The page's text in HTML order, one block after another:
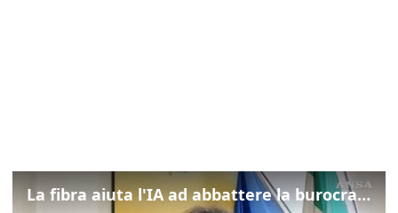
La fibra aiuta l'IA ad abbattere la burocrazia, progetto pilota in Veneto